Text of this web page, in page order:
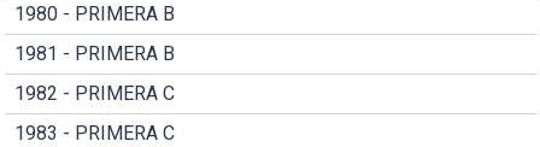
1980 - PRIMERA B
1981 - PRIMERA B
1982 - PRIMERA C
1983 - PRIMERA C